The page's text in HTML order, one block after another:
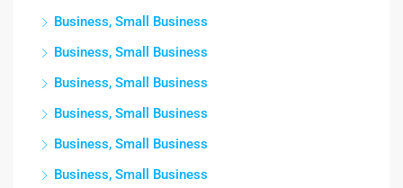
Business, Small Business
Business, Small Business
Business, Small Business
Business, Small Business
Business, Small Business
Business, Small Business